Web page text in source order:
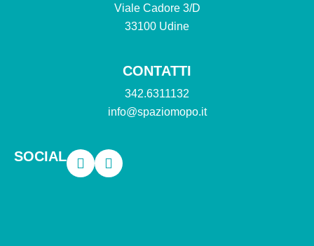
Viale Cadore 3/D
33100 Udine
CONTATTI
342.6311132
info@spaziomopo.it
SOCIAL